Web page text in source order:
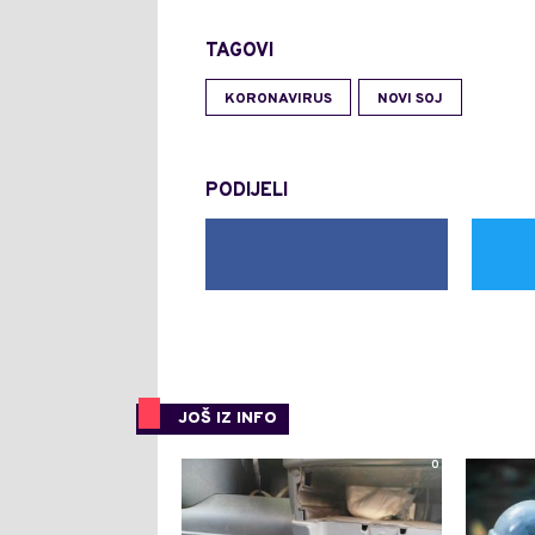
TAGOVI
KORONAVIRUS NOVI SOJ
PODIJELI
JOŠ IZ INFO
0